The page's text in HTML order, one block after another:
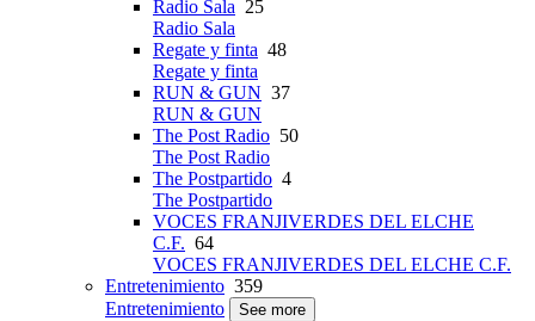
Radio Sala 25
Radio Sala
Regate y finta 48
Regate y finta
RUN & GUN 37
RUN & GUN
The Post Radio 50
The Post Radio
The Postpartido 4
The Postpartido
VOCES FRANJIVERDES DEL ELCHE
C.F. 64
VOCES FRANJIVERDES DEL ELCHE C.F.
Entretenimiento 359
Entretenimiento
See more